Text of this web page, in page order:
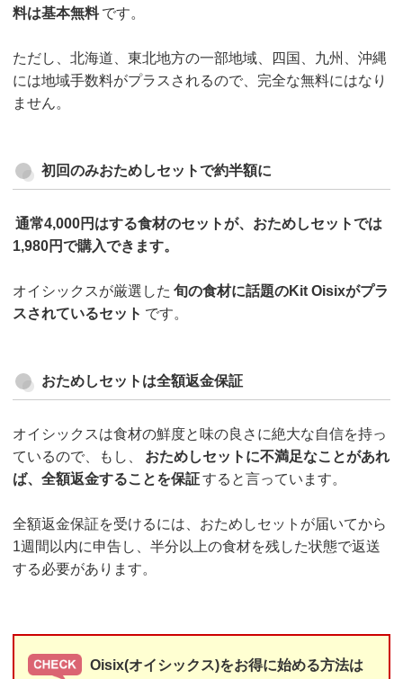
料は基本無料 です。
ただし、北海道、東北地方の一部地域、四国、九州、沖縄
には地域手数料がプラスされるので、完全な無料にはなり
ません。
初回のみおためしセットで約半額に
通常4,000円はする食材のセットが、おためしセットでは
1,980円で購入できます。
オイシックスが厳選した 旬の食材に話題のKit Oisixがプラ
スされているセット です。
おためしセットは全額返金保証
オイシックスは食材の鮮度と味の良さに絶大な自信を持っ
ているので、もし、
おためしセットに不満足なことがあれ
ば、全額返金することを保証すると言っています。
全額返金保証を受けるには、おためしセットが届いてから
1週間以内に申告し、半分以上の食材を残した状態で返送
する必要があります。
Oisix(オイシックス)をお得に始める方法は